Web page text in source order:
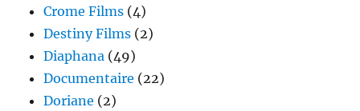
Crome Films (4)
Destiny Films (2)
Diaphana (49)
Documentaire (22)
Doriane (2)